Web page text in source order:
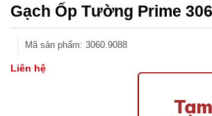
Gạch Ốp Tường Prime
Mã sản phẩm: 3060.9088
Liên hệ